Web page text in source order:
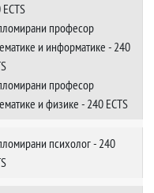
професор
и информатике - 240
професор
и физике - 240 ECTS
психолог - 240